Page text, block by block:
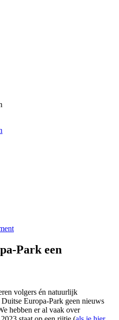
Park een
volgers én natuurlijk
Europa-Park geen nieuws
hebben er al vaak over